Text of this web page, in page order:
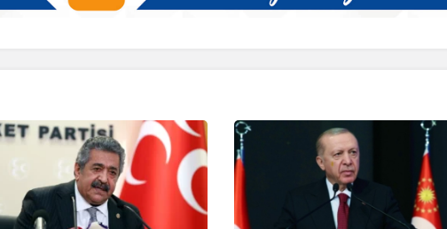
balı
Batman
Batman’da ‘Barış ve Demokratik
Toplum Süreci’ İçin Ortak
Açıklama